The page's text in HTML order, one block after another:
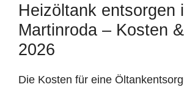
Heizöltank entsorgen
Martinroda – Kosten
2026
Die Kosten für eine